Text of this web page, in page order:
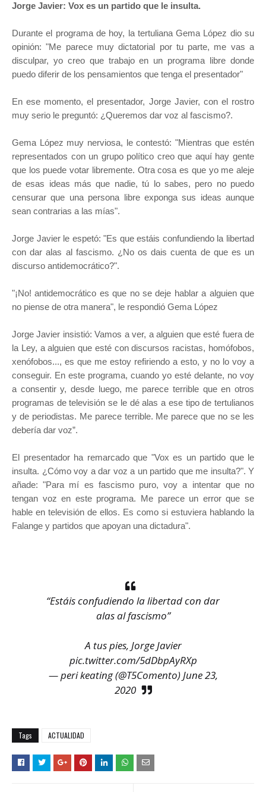
Jorge Javier: Vox es un partido que le insulta.
Durante el programa de hoy, la tertuliana Gema López dio su
opinión: "Me parece muy dictatorial por tu parte, me vas a
disculpar, yo creo que trabajo en un programa libre donde
puedo diferir de los pensamientos que tenga el presentador"
En ese momento, el presentador, Jorge Javier, con el rostro
muy serio le preguntó: ¿Queremos dar voz al fascismo?.
Gema López muy nerviosa, le contestó: "Mientras que estén
representados con un grupo político creo que aquí hay gente
que los puede votar libremente. Otra cosa es que yo me aleje
de esas ideas más que nadie, tú lo sabes, pero no puedo
censurar que una persona libre exponga sus ideas aunque
sean contrarias a las mías".
Jorge Javier le espetó: "Es que estáis confundiendo la libertad
con dar alas al fascismo. ¿No os dais cuenta de que es un
discurso antidemocrático?".
"¡No! antidemocrático es que no se deje hablar a alguien que
no piense de otra manera", le respondió Gema López
Jorge Javier insistió: Vamos a ver, a alguien que esté fuera de
la Ley, a alguien que esté con discursos racistas, homófobos,
xenófobos..., es que me estoy refiriendo a esto, y no lo voy a
conseguir. En este programa, cuando yo esté delante, no voy
a consentir y, desde luego, me parece terrible que en otros
programas de televisión se le dé alas a ese tipo de tertulianos
y de periodistas. Me parece terrible. Me parece que no se les
debería dar voz”.
El presentador ha remarcado que "Vox es un partido que le
insulta. ¿Cómo voy a dar voz a un partido que me insulta?". Y
añade: "Para mí es fascismo puro, voy a intentar que no
tengan voz en este programa. Me parece un error que se
hable en televisión de ellos. Es como si estuviera hablando la
Falange y partidos que apoyan una dictadura".
“Estáis confudiendo la libertad con dar
alas al fascismo”
A tus pies, Jorge Javier
pic.twitter.com/5dDbpAyRXp
— peri keating (@T5Comento)June 23,
2020
Tags ACTUALIDAD